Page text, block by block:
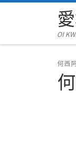
Skip to content
OI
何西